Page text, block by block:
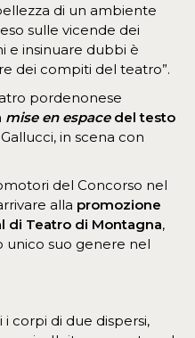
di un ambiente
sulle vicende dei
e insinuare dubbi è
dei compiti del teatro”.
pordenonese
mise en espacedel testo
in scena con
del Concorso nel
alla promozione
di Teatro di Montagna,
suo genere nel
corpi di due dispersi,